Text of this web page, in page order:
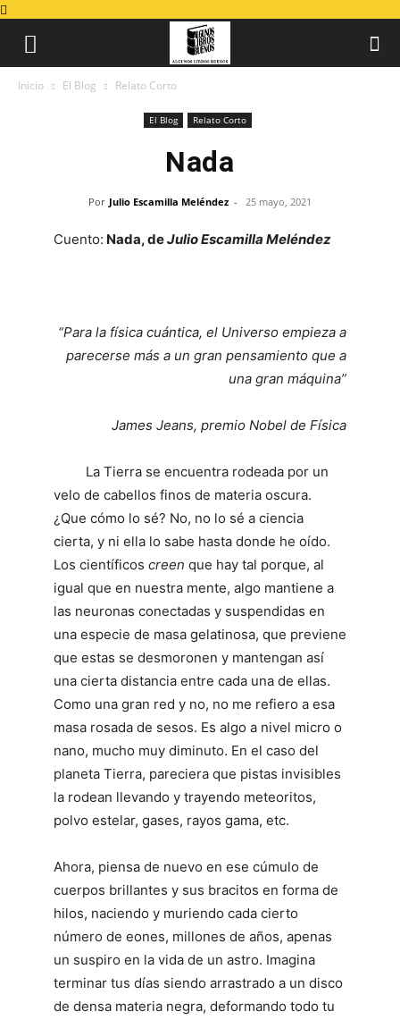
Inicio El Blog Relato Corto
El Blog Relato Corto
Nada
Por Julio Escamilla Meléndez - 25 mayo, 2021
Cuento: Nada, deJulio Escamilla Meléndez
“Para la física cuántica, el Universo empieza a
parecerse más a un gran pensamiento que a
una gran máquina”
James Jeans, premio Nobel de Física
La Tierra se encuentra rodeada por un
velo de cabellos finos de materia oscura.
¿Que cómo lo sé? No, no lo sé a ciencia
cierta, y ni ella lo sabe hasta donde he oído.
Los científicos creen que hay tal porque, al
igual que en nuestra mente, algo mantiene a
las neuronas conectadas y suspendidas en
una especie de masa gelatinosa, que previene
que estas se desmoronen y mantengan así
una cierta distancia entre cada una de ellas.
Como una gran red y no, no me refiero a esa
masa rosada de sesos. Es algo a nivel micro o
nano, mucho muy diminuto. En el caso del
planeta Tierra, pareciera que pistas invisibles
la rodean llevando y trayendo meteoritos,
polvo estelar, gases, rayos gama, etc.
Ahora, piensa de nuevo en ese cúmulo de
cuerpos brillantes y sus bracitos en forma de
hilos, naciendo y muriendo cada cierto
número de eones, millones de años, apenas
un suspiro en la vida de un astro. Imagina
terminar tus días siendo arrastrado a un disco
de densa materia negra, deformando todo tu